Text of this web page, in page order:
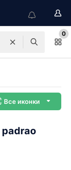
0
Все иконки
padrao